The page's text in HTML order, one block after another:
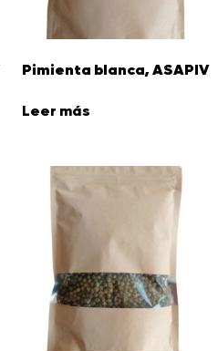
Pimienta blanca, ASAPIV
Leer más